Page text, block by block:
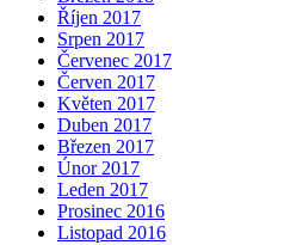
Říjen 2017
Srpen 2017
Červenec 2017
Červen 2017
Květen 2017
Duben 2017
Březen 2017
Únor 2017
Leden 2017
Prosinec 2016
Listopad 2016